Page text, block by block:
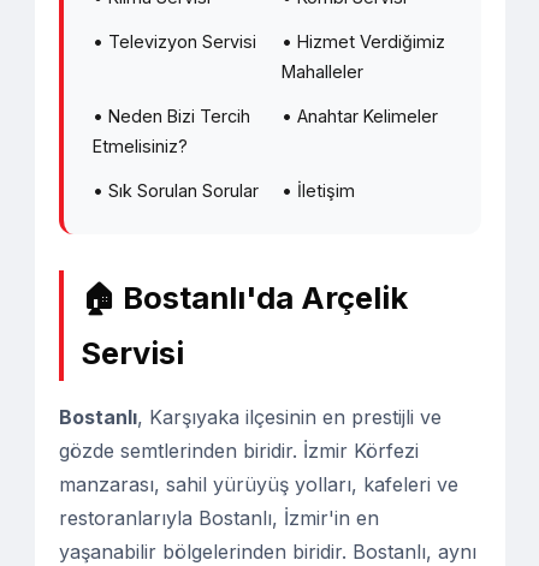
• Televizyon Servisi
• Hizmet Verdiğimiz
Mahalleler
• Neden Bizi Tercih
Etmelisiniz?
• Anahtar Kelimeler
• Sık Sorulan Sorular • İletişim
🏠 Bostanlı'da Arçelik
Servisi
Bostanlı, Karşıyaka ilçesinin en prestijli ve
gözde semtlerinden biridir. İzmir Körfezi
manzarası, sahil yürüyüş yolları, kafeleri ve
restoranlarıyla Bostanlı, İzmir'in en
yaşanabilir bölgelerinden biridir. Bostanlı, aynı